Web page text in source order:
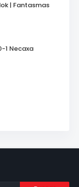
| Fantasmas
1 Necaxa